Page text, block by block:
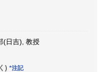
(日吉), 教授
) *注記